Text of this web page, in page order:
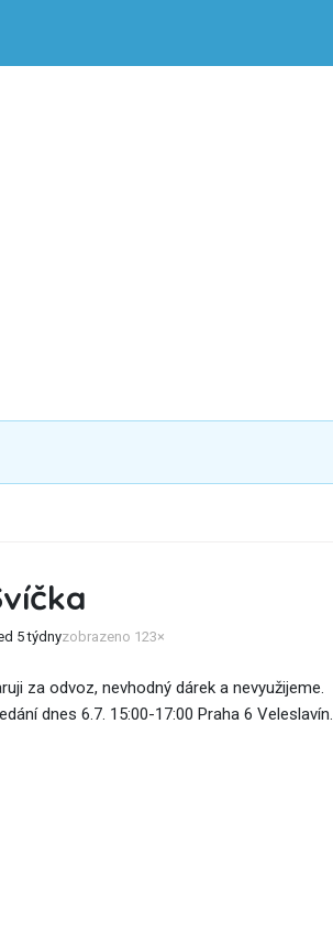
5 týdnyzobrazeno 123×
za odvoz, nevhodný dárek a nevyužijeme.
dnes 6.7. 15:00-17:00 Praha 6 Veleslavín.